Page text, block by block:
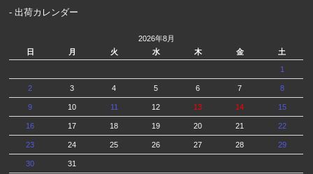
- 出荷カレンダー
2026年8月
日
月 火 水 木 金 土
1
2 3 4 5 6 7 8
9 10 11 12 13 14 15
16 17 18 19 20 21 22
23 24 25 26 27 28 29
30 31